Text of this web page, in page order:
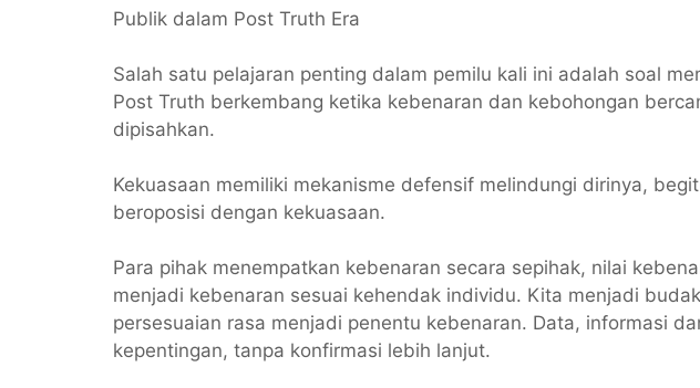
Publik dalam Post Truth Era
Salah satu pelajaran penting dalam pemilu kali ini adalah soal
Post Truth berkembang ketika kebenaran dan kebohongan
dipisahkan.
Kekuasaan memiliki mekanisme defensif melindungi dirinya,
beroposisi dengan kekuasaan.
Para pihak menempatkan kebenaran secara sepihak, nilai
menjadi kebenaran sesuai kehendak individu. Kita menjadi
persesuaian rasa menjadi penentu kebenaran. Data, informasi
kepentingan, tanpa konfirmasi lebih lanjut.